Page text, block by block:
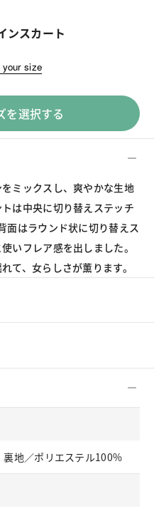
ンスカート
your size
を選択する
ミックスし、爽やかな生地
は中央に切り替えステッチ
面はラウンド状に切り替えス
いフレア感を出しました。
て、女らしさが薫ります。
地／ポリエステル100%
メール